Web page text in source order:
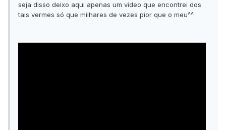
seja disso deixo aqui apenas um video que encontrei dos
tais vermes só que milhares de vezes pior que o meu^^